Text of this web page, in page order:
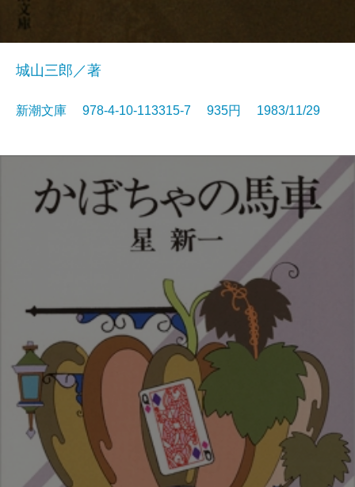
城山三郎／著
新潮文庫 978-4-10-113315-7 935円 1983/11/29